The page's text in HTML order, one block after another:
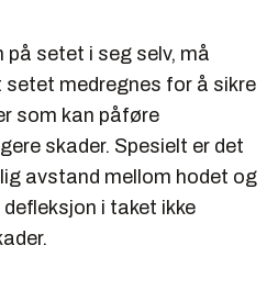
setet i seg selv, må
medregnes for å sikre
som kan påføre
skader. Spesielt er det
avstand mellom hodet og
i taket ikke